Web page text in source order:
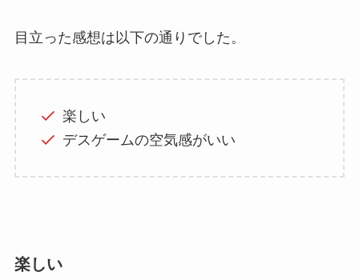
目立った感想は以下の通りでした。
楽しい
デスゲームの空気感がいい
楽しい